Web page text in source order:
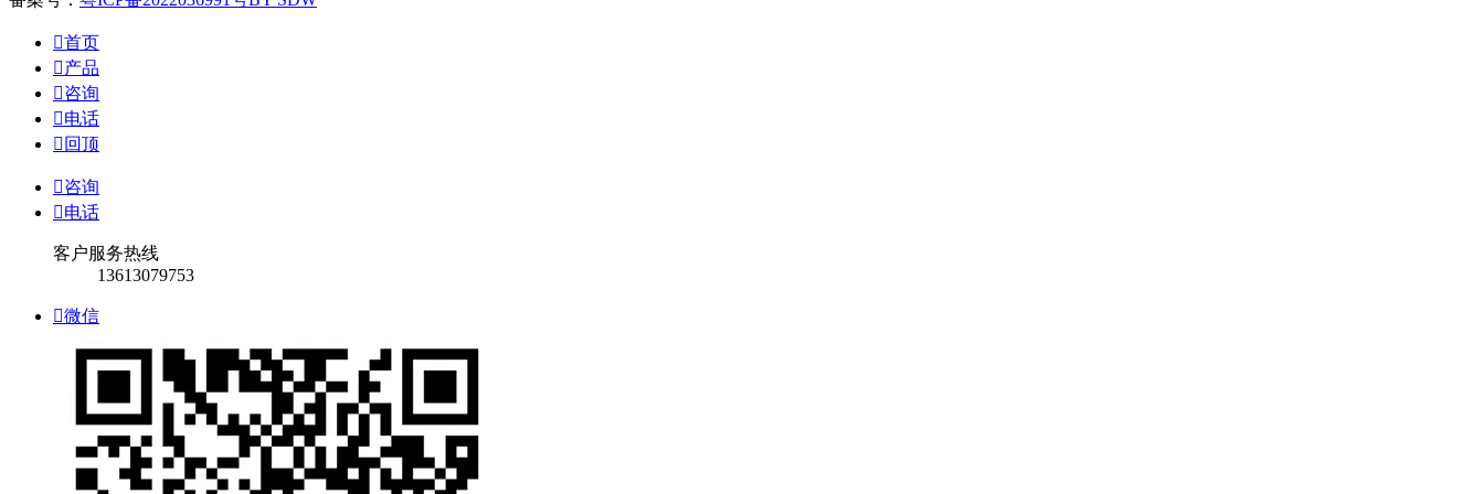
首页
产品
咨询
电话
 回顶
咨询
电话
客户服务热线
13613079753
微信